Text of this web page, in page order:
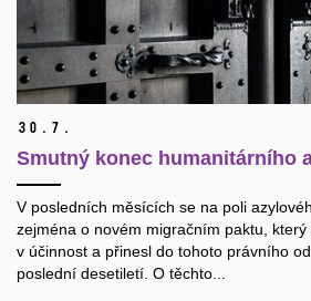
30. 7.
Smutný konec humanitárního
V posledních měsících se na poli
zejména o novém migračním paktu,
v účinnost a přinesl do tohoto právního
poslední desetiletí. O těchto...